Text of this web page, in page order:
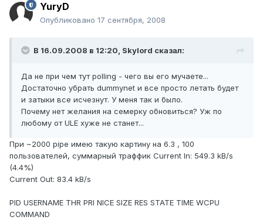
YuryD
Опубликовано 17 сентября, 2008
В 16.09.2008 в 12:20, Skylord сказал:
Да не при чем тут polling - чего вы его мучаете...
Достаточно убрать dummynet и все просто летать будет
и затыки все исчезнут. У меня так и было.
Почему нет желания на семерку обновиться? Уж по
любому от ULE хуже не станет...
При ~2000 pipe имею такую картину на 6.3 , 100
пользователей, суммарный траффик Current In: 549.3 kB/s
(4.4%)
Current Out: 83.4 kB/s
PID USERNAME THR PRI NICE SIZE RES STATE TIME WCPU
COMMAND